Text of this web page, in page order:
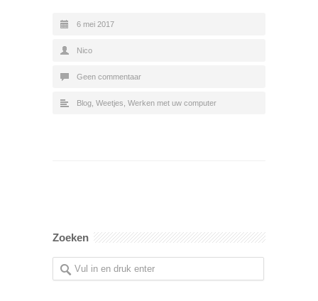
6 mei 2017
Nico
Geen commentaar
Blog Weetjes Werken met uw computer
Zoeken